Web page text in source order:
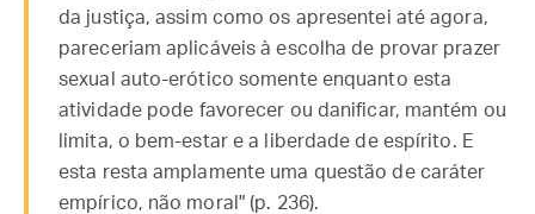
da justiça, assim como os apresentei até agora,
pareceriam aplicáveis à escolha de provar prazer
sexual auto-erótico somente enquanto esta
atividade pode favorecer ou danificar, mantém ou
limita, o bem-estar e a liberdade de espírito. E
esta resta amplamente uma questão de caráter
empírico, não moral" (p. 236).